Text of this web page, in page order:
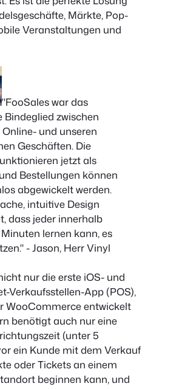
Märkte, Pop-
Veranstaltungen und
"FooSales war das
Bindeglied zwischen
und unseren
Geschäften. Die
jetzt als
Bestellungen können
abgewickelt werden.
intuitive Design
dass jeder innerhalb
lernen kann, es
- Jason, Herr Vinyl
nur die erste iOS- und
Verkaufsstellen-App (POS),
WooCommerce entwickelt
benötigt auch nur eine
(unter 5
ein Kunde mit dem Verkauf
oder Tickets an einem
beginnen kann, und